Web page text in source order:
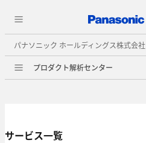
パナソニック ホールディングス株式会社
プロダクト解析センター
サービス一覧